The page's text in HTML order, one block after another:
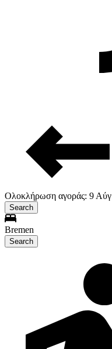
Ολοκλήρωση αγοράς: 9 Αύγ
Search
Bremen
Search